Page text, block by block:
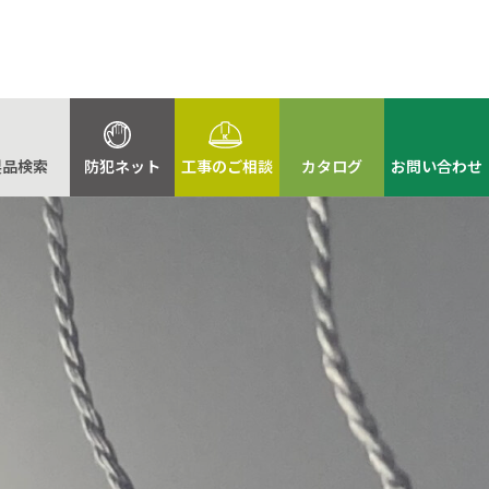
検索 防犯ネット 工事のご相談 カタログ お問い合わせ